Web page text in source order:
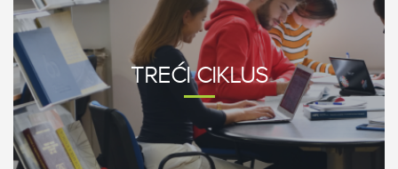
TREĆICIKLUS